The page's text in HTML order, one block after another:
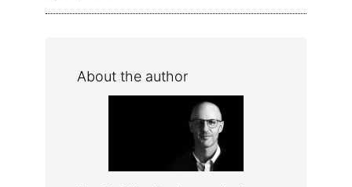
About the author